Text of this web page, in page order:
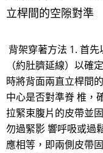
立桿間的空隙對準
背架穿著方法 1. 首
（約肚臍延線）以確
時將背面兩直立桿間
中心是否對準脊 椎，
拉緊束腹片的皮帶並
勿過緊影 響呼吸或過
應相等，即兩側皮帶